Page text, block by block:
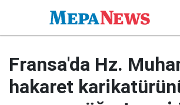
Fransa'da Hz.
hakaret